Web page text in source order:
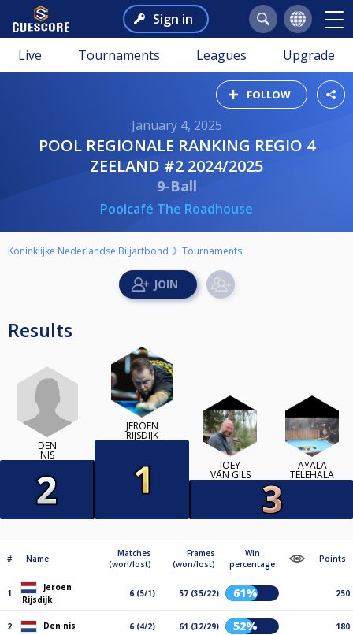
Sign in
Live Tournaments Leagues Upgrade
FOLLOW
January 4, 2025
POOL REGIONALE RANKING REGIO 4
ZEELAND #2 2024/2025
9-Ball
Poolcafé The Roadhouse
Koninklijke Nederlandse Biljartbond Tournaments
Results
DEN
NIS
JEROEN
RIJSDIJK
JOEY
VAN GILS
AYALA
TELEHALA
# Name
Matches
(won/lost)
Frames
(won/lost)
Win
percentage
Points
1
Jeroen
Rijsdijk
6 (5/1) 57 (35/22) 61% 250
2 Den nis 6 (4/2) 61 (32/29) 52% 180